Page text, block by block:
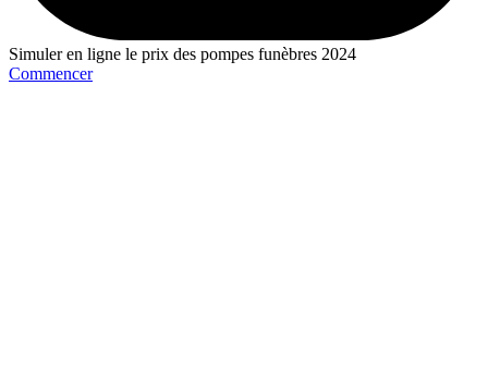
Simuler en ligne le prix des pompes funèbres 2024
Commencer